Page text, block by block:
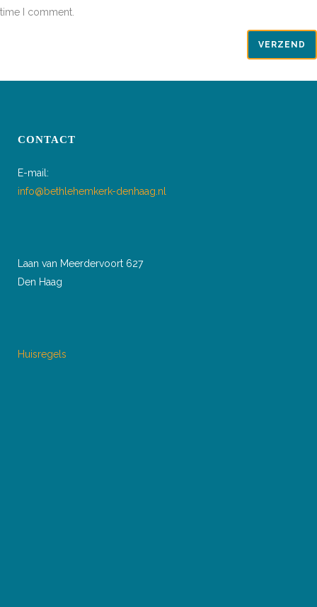
time I comment.
CONTACT
E-mail:
info@bethlehemkerk-denhaag.nl
Laan van Meerdervoort 627
Den Haag
Huisregels